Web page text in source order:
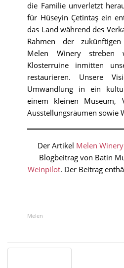
die Familie unverletzt
für Hüseyin Çetintaş ein
das Land während des
Rahmen der
Melen Winery streben
Klosterruine inmitten
restaurieren. Unsere
Umwandlung in ein
einem kleinen Museum,
Ausstellungsräumen sowie
Der Artikel Melen Winery
Blogbeitrag von Batin
Weinpilot. Der Beitrag
Melen